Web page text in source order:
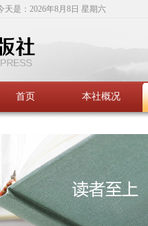
是： 2026年8月8日 星期六
首页 本社概况